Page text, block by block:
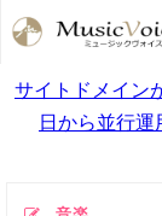
サイトドメイン
日から並行運